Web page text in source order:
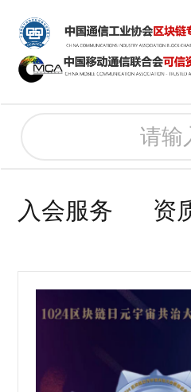
入会服务 资